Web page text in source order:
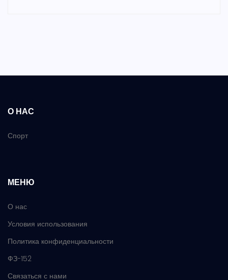
О НАС
Спорт
МЕНЮ
О нас
Условия использования
Политика конфиденциальности
ФЗ-152
Связаться с нами